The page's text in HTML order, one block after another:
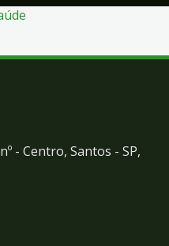
- Centro, Santos - SP,